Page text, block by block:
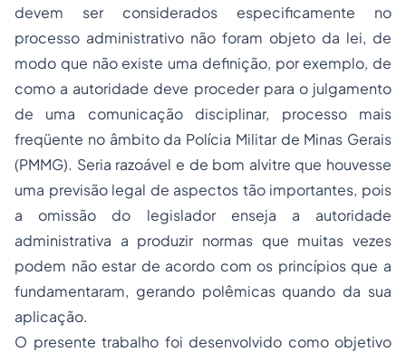
devem ser considerados especificamente no
processo administrativo não foram objeto da lei, de
modo que não existe uma definição, por exemplo, de
como a autoridade deve proceder para o julgamento
de uma comunicação disciplinar, processo mais
freqüente no âmbito da Polícia Militar de Minas Gerais
(PMMG). Seria razoável e de bom alvitre que houvesse
uma previsão legal de aspectos tão importantes, pois
a omissão do legislador enseja a autoridade
administrativa a produzir normas que muitas vezes
podem não estar de acordo com os princípios que a
fundamentaram, gerando polêmicas quando da sua
aplicação.
O presente trabalho foi desenvolvido como objetivo